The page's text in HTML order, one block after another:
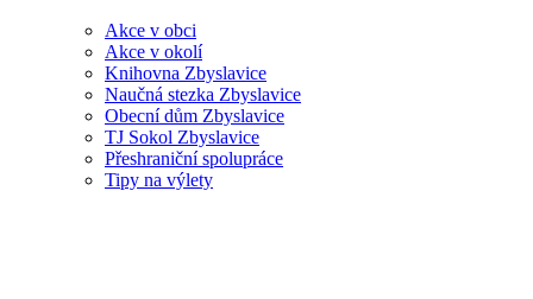
Akce v obci
Akce v okolí
Knihovna Zbyslavice
Naučná stezka Zbyslavice
Obecní dům Zbyslavice
TJ Sokol Zbyslavice
Přeshraniční spolupráce
Tipy na výlety